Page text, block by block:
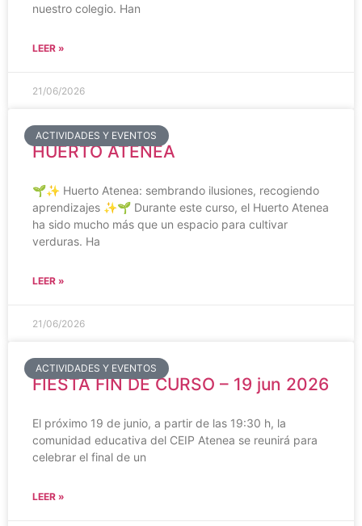
nuestro colegio. Han
LEER »
21/06/2026
ACTIVIDADES Y EVENTOS
HUERTO ATENEA
🌱✨ Huerto Atenea: sembrando ilusiones, recogiendo
aprendizajes ✨🌱 Durante este curso, el Huerto Atenea
ha sido mucho más que un espacio para cultivar
verduras. Ha
LEER »
21/06/2026
ACTIVIDADES Y EVENTOS
FIESTA FIN DE CURSO – 19 jun 2026
El próximo 19 de junio, a partir de las 19:30 h, la
comunidad educativa del CEIP Atenea se reunirá para
celebrar el final de un
LEER »